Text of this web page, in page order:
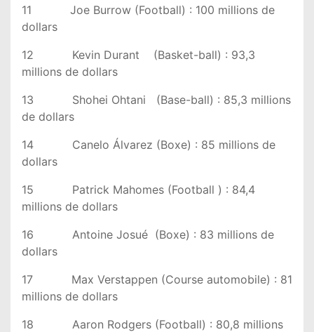
11 Joe Burrow (Football) : 100 millions de
dollars
12 Kevin Durant (Basket-ball) : 93,3
millions de dollars
13 Shohei Ohtani (Base-ball) : 85,3 millions
de dollars
14 Canelo Álvarez (Boxe) : 85 millions de
dollars
15 Patrick Mahomes (Football ) : 84,4
millions de dollars
16 Antoine Josué (Boxe) : 83 millions de
dollars
17 Max Verstappen (Course automobile) : 81
millions de dollars
18 Aaron Rodgers (Football) : 80,8 millions